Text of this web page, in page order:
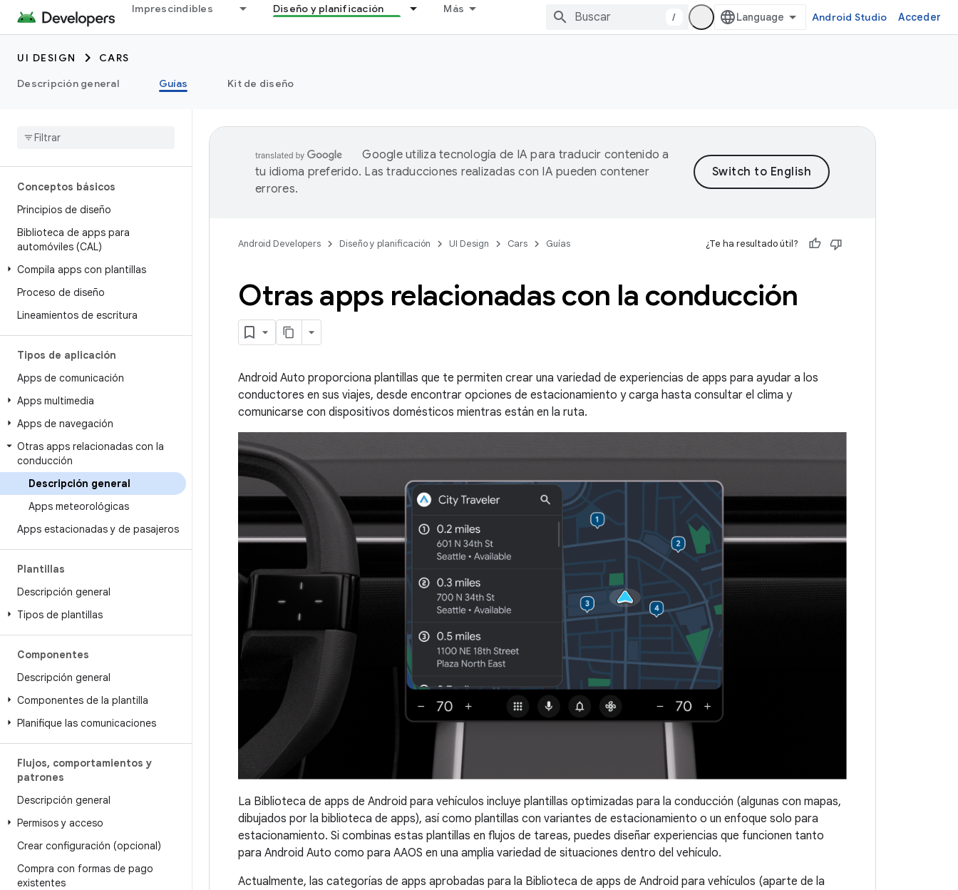
Imprescindibles Diseño y planificación Más
/ Android Studio Acceder
UI DESIGN
CARS
Descripción general
Guías Kit de diseño
Conceptos básicos
Principios de diseño
Biblioteca de apps para
automóviles (CAL)
Compila apps con plantillas
Proceso de diseño
Lineamientos de escritura
Tipos de aplicación
Apps de comunicación
Apps multimedia
Apps de navegación
Otras apps relacionadas con la
conducción
Descripción general
Apps meteorológicas
Apps estacionadas y de pasajeros
Plantillas
Descripción general
Tipos de plantillas
Componentes
Descripción general
Componentes de la plantilla
Planifique las comunicaciones
Flujos, comportamientos y
patrones
Descripción general
Permisos y acceso
Crear configuración (opcional)
Compra con formas de pago
existentes
Google utiliza tecnología de IA para traducir contenido a
tu idioma preferido. Las traducciones realizadas con IA pueden contener
errores.
Android Developers Diseño y planificación UI Design Cars Guías ¿Te ha resultado útil?
Otras apps relacionadas con la conducción
Android Auto proporciona plantillas que te permiten crear una variedad de experiencias de apps para ayudar a los
conductores en sus viajes, desde encontrar opciones de estacionamiento y carga hasta consultar el clima y
comunicarse con dispositivos domésticos mientras están en la ruta.
La Biblioteca de apps de Android para vehículos incluye plantillas optimizadas para la conducción (algunas con mapas,
dibujados por la biblioteca de apps), así como plantillas con variantes de estacionamiento o un enfoque solo para
estacionamiento. Si combinas estas plantillas en flujos de tareas, puedes diseñar experiencias que funcionen tanto
para Android Auto como para AAOS en una amplia variedad de situaciones dentro del vehículo.
Actualmente, las categorías de apps aprobadas para la Biblioteca de apps de Android para vehículos (aparte de la